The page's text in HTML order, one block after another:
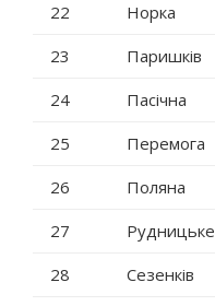
22
Норка
23
Паришків
24
Пасічна
25
Перемога
26
Поляна
27
Рудницьке
28
Сезенків